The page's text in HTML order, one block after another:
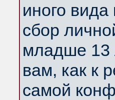
иного
сбор
младше 13
вам, как к
самой